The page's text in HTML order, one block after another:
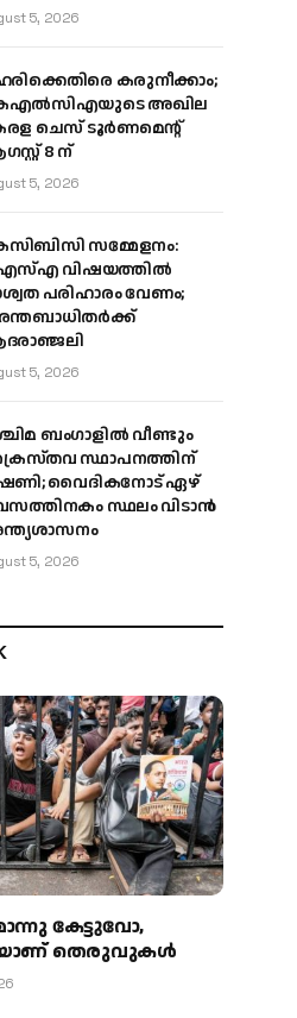
5, 2026
കരുനീക്കാം;
അഖില
ചെസ് ടൂർണമെന്റ്
8 ന്
5, 2026
സമ്മേളനം:
വിഷയത്തിൽ
പരിഹാരം വേണം;
5, 2026
ബംഗാളിൽ വീണ്ടും
സ്ഥാപനത്തിന്
വൈദികനോട് ഏഴ്
സ്ഥലം വിടാൻ
5, 2026
കേട്ടുവോ,
തെരുവുകള്‍